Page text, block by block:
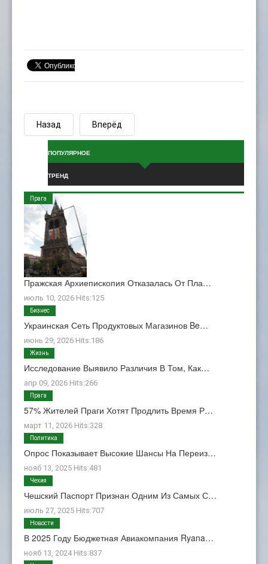
Назад Вперёд
ПОПУЛЯРНОЕ
ТРЕНД
Пражская Архиепископия Отказалась От Пла…
июль 10, 2026 Hits:125
Прага
Украинская Сеть Продуктовых Магазинов Be…
июнь 29, 2026 Hits:186
Бизнес
Исследование Выявило Различия В Том, Как…
апр 09, 2026 Hits:266
Жизнь
57% Жителей Праги Хотят Продлить Время Р…
март 11, 2026 Hits:328
Прага
Опрос Показывает Высокие Шансы На Переиз…
нояб 13, 2025 Hits:481
Политика
Чешский Паспорт Признан Одним Из Самых С…
июль 27, 2025 Hits:707
Чехия
В 2025 Году Бюджетная Авиакомпания Ryana…
нояб 13, 2024 Hits:837
Новости